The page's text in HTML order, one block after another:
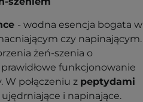
- wodna esencja bogata w
czy napinającym.
żeń-szenia o
funkcjonowanie
połączeniu z peptydami
i napinające.